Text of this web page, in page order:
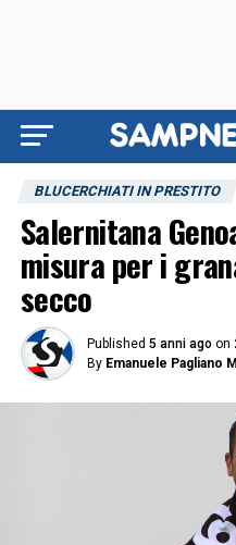
BLUCERCHIATI IN PRESTITO
Salernitana
misura per i
secco
Published 5 anni ago on
By Emanuele Pagliano